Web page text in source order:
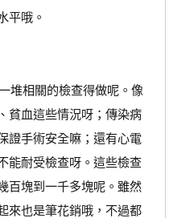
平哦。
相關的檢查得做呢。像
貧血這些情況呀；傳染病
證手術安全嘛；還有心電
能耐受檢查呀。這些檢查
百塊到一千多塊呢。雖然
來也是筆花銷哦，不過都